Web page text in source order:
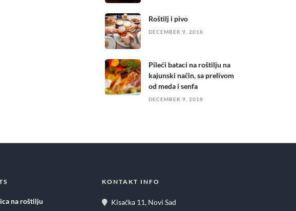
Roštilj i pivo
DECEMBER 9, 2018
Pileći bataci na roštilju na
kajunski način, sa prelivom
od meda i senfa
DECEMBER 9, 2018
na roštilju
KONTAKT INFO
Kisačka 11, Novi Sad